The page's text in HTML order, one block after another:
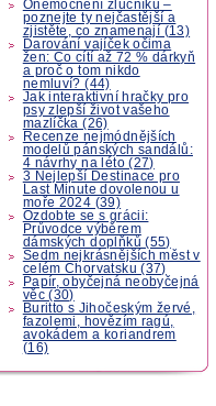
Onemocnění žlučníku –
poznejte ty nejčastější a
zjistěte, co znamenají (13)
Darování vajíček očima
žen: Co cítí až 72 % dárkyň
a proč o tom nikdo
nemluví? (44)
Jak interaktivní hračky pro
psy zlepší život vašeho
mazlíčka (26)
Recenze nejmódnějších
modelů pánských sandálů:
4 návrhy na léto (27)
3 Nejlepší Destinace pro
Last Minute dovolenou u
moře 2024 (39)
Ozdobte se s grácii:
Průvodce výběrem
dámských doplňků (55)
Sedm nejkrásnějších měst v
celém Chorvatsku (37)
Papír, obyčejná neobyčejná
věc (30)
Buritto s Jihočeským žervé,
fazolemi, hovězím ragú,
avokádem a koriandrem
(16)